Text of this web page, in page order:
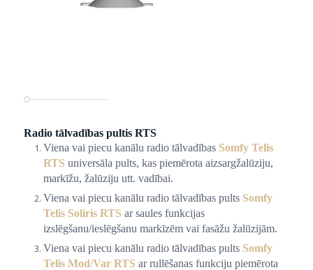
Radio tālvadības pultis RTS
Viena vai piecu kanālu radio tālvadības Somfy Telis
RTS universāla pults, kas piemērota aizsargžalūziju,
markīžu, žalūziju utt. vadībai.
Viena vai piecu kanālu radio tālvadības pults Somfy
Telis Soliris RTS ar saules funkcijas
izslēgšanu/ieslēgšanu markīzēm vai fasāžu žalūzijām.
Viena vai piecu kanālu radio tālvadības pults Somfy
Telis Mod/Var RTS ar rullēšanas funkciju piemērota